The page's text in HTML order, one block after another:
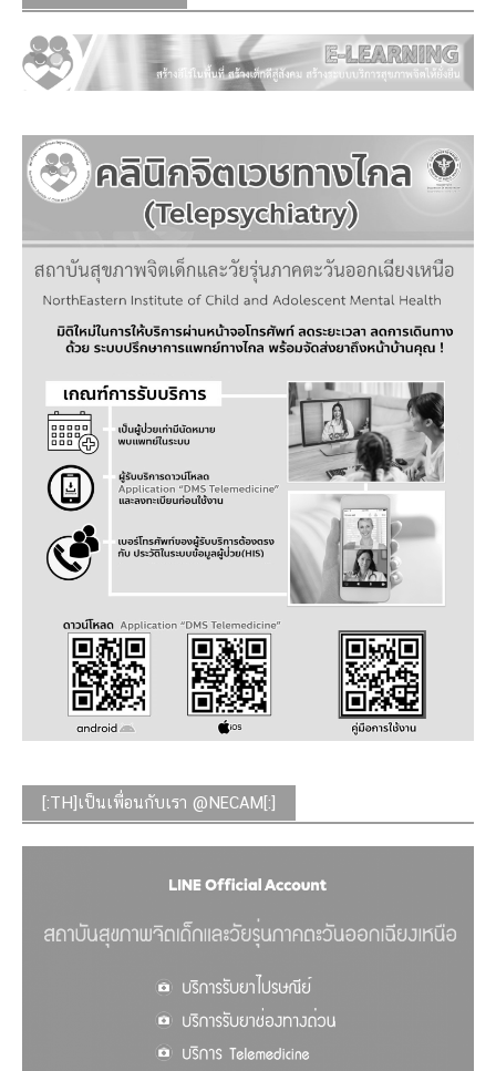
[:TH]เป็นเพื่อนกับเรา @NECAM[:]